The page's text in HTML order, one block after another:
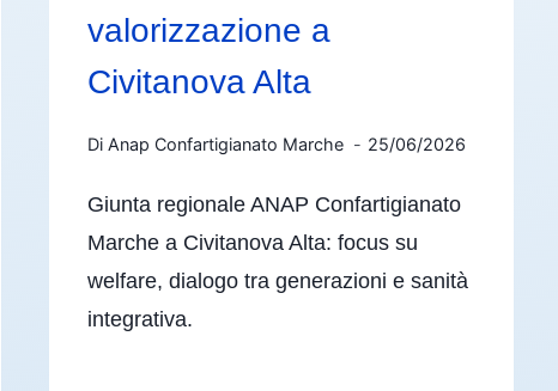
valorizzazione a
Civitanova Alta
Di Anap Confartigianato Marche 25/06/2026
Giunta regionale ANAP Confartigianato
Marche a Civitanova Alta: focus su
welfare, dialogo tra generazioni e sanità
integrativa.